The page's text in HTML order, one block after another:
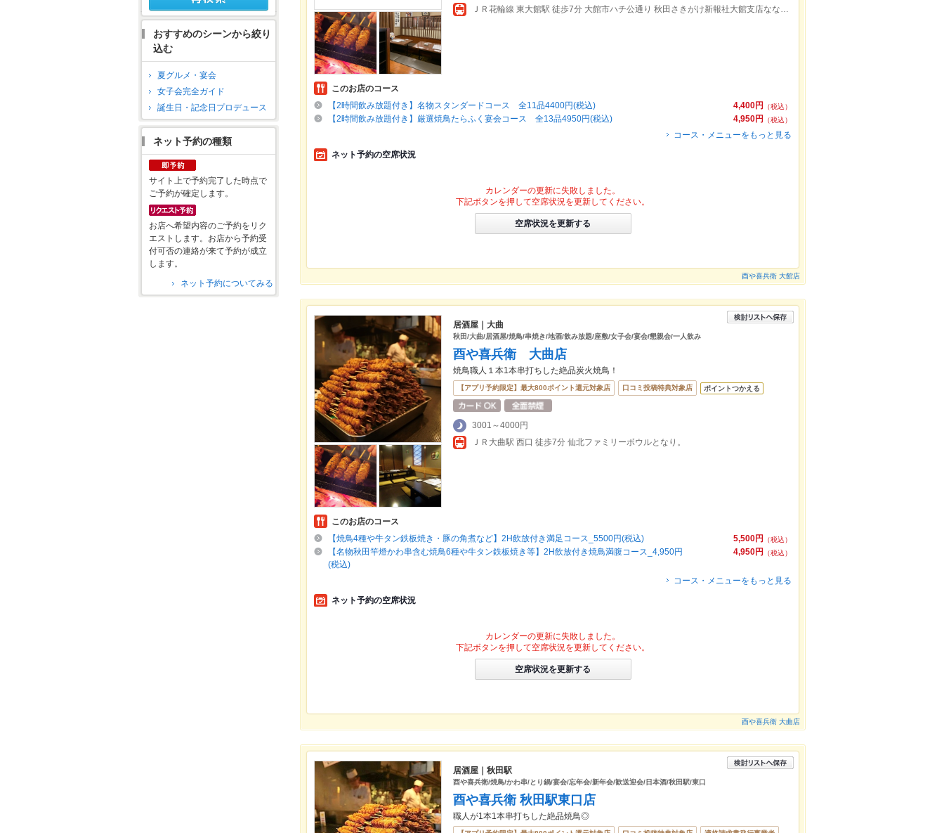
おすすめのシーンから絞り
込む
夏グルメ・宴会
女子会完全ガイド
誕生日・記念日プロデュース
ネット予約の種類
サイト上で予約完了した時点で
ご予約が確定します。
お店へ希望内容のご予約をリク
エストします。お店から予約受
付可否の連絡が来て予約が成立
します。
ネット予約についてみる
ＪＲ花輪線 東大館駅 徒歩7分 大館市ハチ公通り 秋田さきがけ新報社大館支店ななめ向かい。
このお店のコース
4,400円
（税込）
【2時間飲み放題付き】名物スタンダードコース 全11品4400円(税込)
4,950円
（税込）
【2時間飲み放題付き】厳選焼鳥たらふく宴会コース 全13品4950円(税込)
コース・メニューをもっと見る
ネット予約の空席状況
カレンダーの更新に失敗しました。
下記ボタンを押して空席状況を更新してください。
空席状況を更新する
酉や喜兵衛 大館店
居酒屋｜大曲
秋田/大曲/居酒屋/焼鳥/串焼き/地酒/飲み放題/座敷/女子会/宴会/懇親会/一人飲み
酉や喜兵衛 大曲店
焼鳥職人１本1本串打ちした絶品炭火焼鳥！
【アプリ予約限定】最大800ポイント還元対象店 口コミ投稿特典対象店 ポイントつかえる
3001～4000円
ＪＲ大曲駅 西口 徒歩7分 仙北ファミリーボウルとなり。
このお店のコース
5,500円
（税込）
【焼鳥4種や牛タン鉄板焼き・豚の角煮など】2H飲放付き満足コース_5500円(税込)
4,950円
（税込）
【名物秋田竿燈かわ串含む焼鳥6種や牛タン鉄板焼き等】2H飲放付き焼鳥満腹コース_4,950円
(税込)
コース・メニューをもっと見る
ネット予約の空席状況
カレンダーの更新に失敗しました。
下記ボタンを押して空席状況を更新してください。
空席状況を更新する
酉や喜兵衛 大曲店
居酒屋｜秋田駅
酉や喜兵衛/焼鳥/かわ串/とり鍋/宴会/忘年会/新年会/歓送迎会/日本酒/秋田駅/東口
酉や喜兵衛 秋田駅東口店
職人が1本1本串打ちした絶品焼鳥◎